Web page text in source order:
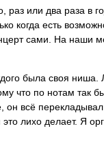
раз или два раза в
когда есть
сами. На наши
была своя ниша.
что по нотам так
всё
лихо делает. Я